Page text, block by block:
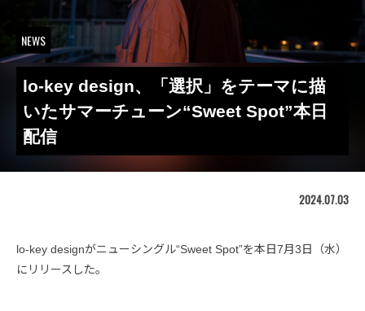
NEWS
lo-key design、「選択」をテーマに描
いたサマーチューン“Sweet Spot”本日
配信
2024.07.03
lo-key designがニューシングル“Sweet Spot”を本日7月3日（水）
にリリースした。